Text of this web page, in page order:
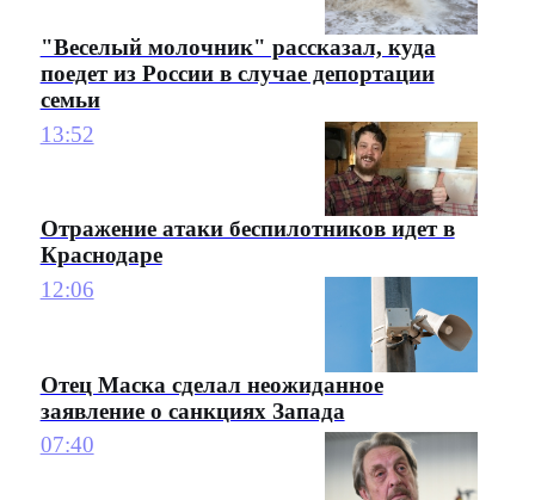
"Веселый молочник" рассказал, куда
поедет из России в случае депортации
семьи
13:52
Отражение атаки беспилотников идет в
Краснодаре
12:06
Отец Маска сделал неожиданное
заявление о санкциях Запада
07:40